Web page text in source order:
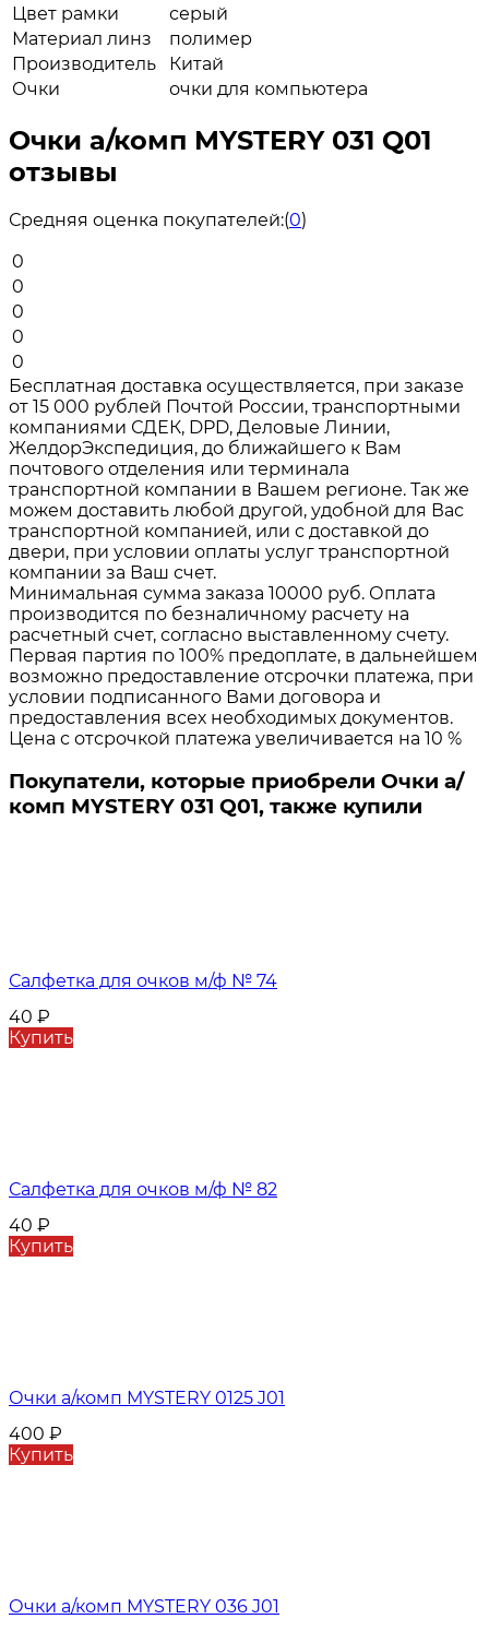
Цвет рамки
серый
Материал линз
полимер
Производитель
Китай
Очки
очки для компьютера
Очки а/комп MYSTERY 031 Q01
отзывы
Средняя оценка покупателей:(0)
0
0
0
0
0
Бесплатная доставка осуществляется, при заказе
от 15 000 рублей Почтой России, транспортными
компаниями СДЕК, DPD, Деловые Линии,
ЖелдорЭкспедиция, до ближайшего к Вам
почтового отделения или терминала
транспортной компании в Вашем регионе. Так же
можем доставить любой другой, удобной для Вас
транспортной компанией, или с доставкой до
двери, при условии оплаты услуг транспортной
компании за Ваш счет.
Минимальная сумма заказа 10000 руб. Оплата
производится по безналичному расчету на
расчетный счет, согласно выставленному счету.
Первая партия по 100% предоплате, в дальнейшем
возможно предоставление отсрочки платежа, при
условии подписанного Вами договора и
предоставления всех необходимых документов.
Цена с отсрочкой платежа увеличивается на 10 %
Покупатели, которые приобрели Очки а/
комп MYSTERY 031 Q01, также купили
Салфетка для очков м/ф № 74
40 ₽
Купить
Салфетка для очков м/ф № 82
40 ₽
Купить
Очки а/комп MYSTERY 0125 J01
400 ₽
Купить
Очки а/комп MYSTERY 036 J01